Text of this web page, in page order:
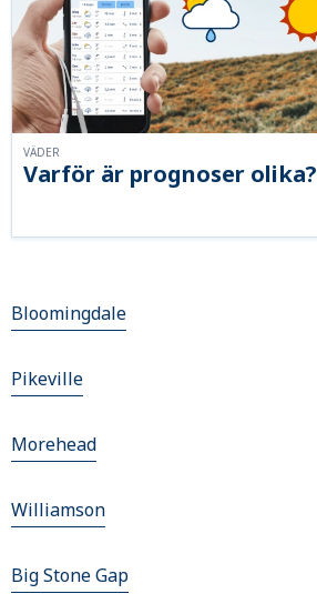
Varför är prognoser olika?
VÄDER
Bloomingdale
Pikeville
Morehead
Williamson
Big Stone Gap